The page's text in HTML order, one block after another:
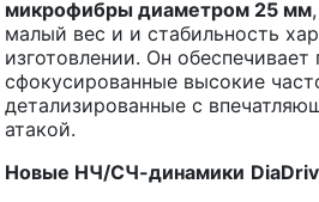
микрофибры диаметром 25 мм
малый вес и и стабильность
изготовлении. Он обеспечивает
сфокусированные высокие
детализированные с
атакой.
Новые НЧ/СЧ-динамики